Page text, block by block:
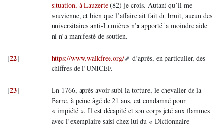
situation, à Lauzerte (82) je crois. Autant qu’il me
souvienne, et bien que l’affaire ait fait du bruit, aucun des
universitaires anti-Lumières n’a apporté la moindre aide
ni n’a manifesté de soutien.
[22] https://www.walkfree.org/
d’après, en particulier, des
chiffres de l’UNICEF.
[23]
En 1766, après avoir subi la torture, le chevalier de la
Barre, à peine âgé de 21 ans, est condamné pour
« impiété ». Il est décapité et son corps jeté aux flammes
avec l’exemplaire saisi chez lui du « Dictionnaire